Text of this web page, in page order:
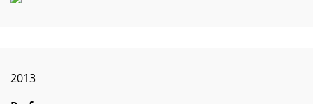
2013